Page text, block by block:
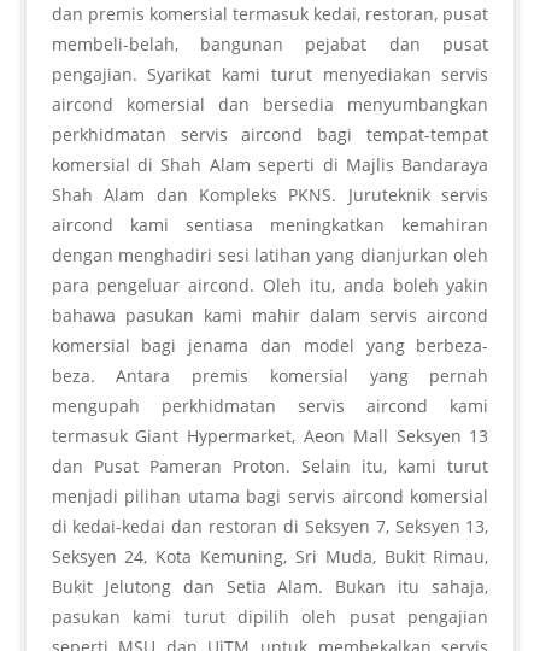
dan premis komersial termasuk kedai, restoran, pusat
membeli-belah, bangunan pejabat dan pusat
pengajian. Syarikat kami turut menyediakan servis
aircond komersial dan bersedia menyumbangkan
perkhidmatan servis aircond bagi tempat-tempat
komersial di Shah Alam seperti di Majlis Bandaraya
Shah Alam dan Kompleks PKNS. Juruteknik servis
aircond kami sentiasa meningkatkan kemahiran
dengan menghadiri sesi latihan yang dianjurkan oleh
para pengeluar aircond. Oleh itu, anda boleh yakin
bahawa pasukan kami mahir dalam servis aircond
komersial bagi jenama dan model yang berbeza-
beza. Antara premis komersial yang pernah
mengupah perkhidmatan servis aircond kami
termasuk Giant Hypermarket, Aeon Mall Seksyen 13
dan Pusat Pameran Proton. Selain itu, kami turut
menjadi pilihan utama bagi servis aircond komersial
di kedai-kedai dan restoran di Seksyen 7, Seksyen 13,
Seksyen 24, Kota Kemuning, Sri Muda, Bukit Rimau,
Bukit Jelutong dan Setia Alam. Bukan itu sahaja,
pasukan kami turut dipilih oleh pusat pengajian